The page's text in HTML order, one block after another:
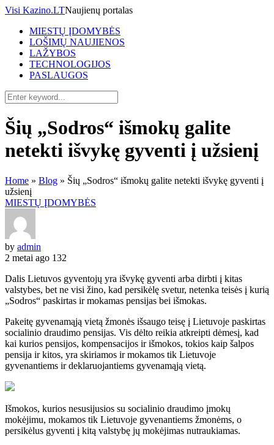
Visi Kazino.LTNaujienų portalas
MIESTŲ ĮDOMYBĖS
LOŠIMŲ NAUJIENOS
LAŽYBOS
TECHNOLOGIJOS
PASLAUGOS
Šių „Sodros“ išmokų galite
netekti išvykę gyventi į užsienį
Home » Blog » Šių „Sodros“ išmokų galite netekti išvykę gyventi į
užsienį
MIESTŲ ĮDOMYBĖS
by admin
2 metai ago 132
Dalis Lietuvos gyventojų yra išvykę gyventi arba dirbti į kitas
valstybes, bet ne visi žino, kad persikėlę svetur, netenka teisės į kurią
„Sodros“ paskirtas ir mokamas pensijas bei išmokas.
Pakeitę gyvenamąją vietą žmonės išsaugo teisę į Lietuvoje paskirtas
socialinio draudimo pensijas. Vis dėlto reikia atkreipti dėmesį, kad
kai kurios pensijos, kompensacijos ir išmokos, tokios kaip šalpos
pensija ir kitos, yra skiriamos ir mokamos tik Lietuvoje
gyvenantiems ir deklaruojantiems gyvenamąją vietą.
Išmokos, kurios nesusijusios su socialinio draudimo įmokų
mokėjimu, mokamos tik Lietuvoje gyvenantiems žmonėms, o
persikėlus gyventi į kitą valstybę jų mokėjimas nutraukiamas.